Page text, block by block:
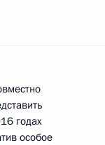
годах
особое